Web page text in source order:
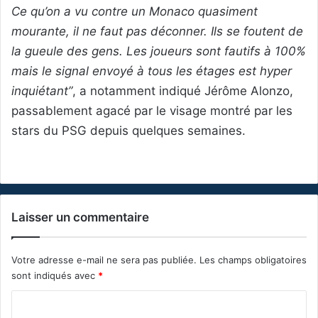
Ce qu’on a vu contre un Monaco quasiment
mourante, il ne faut pas déconner. Ils se foutent de
la gueule des gens. Les joueurs sont fautifs à 100%
mais le signal envoyé à tous les étages est hyper
inquiétant”, a notamment indiqué Jérôme Alonzo,
passablement agacé par le visage montré par les
stars du PSG depuis quelques semaines.
Laisser un commentaire
Votre adresse e-mail ne sera pas publiée. Les champs obligatoires
sont indiqués avec *